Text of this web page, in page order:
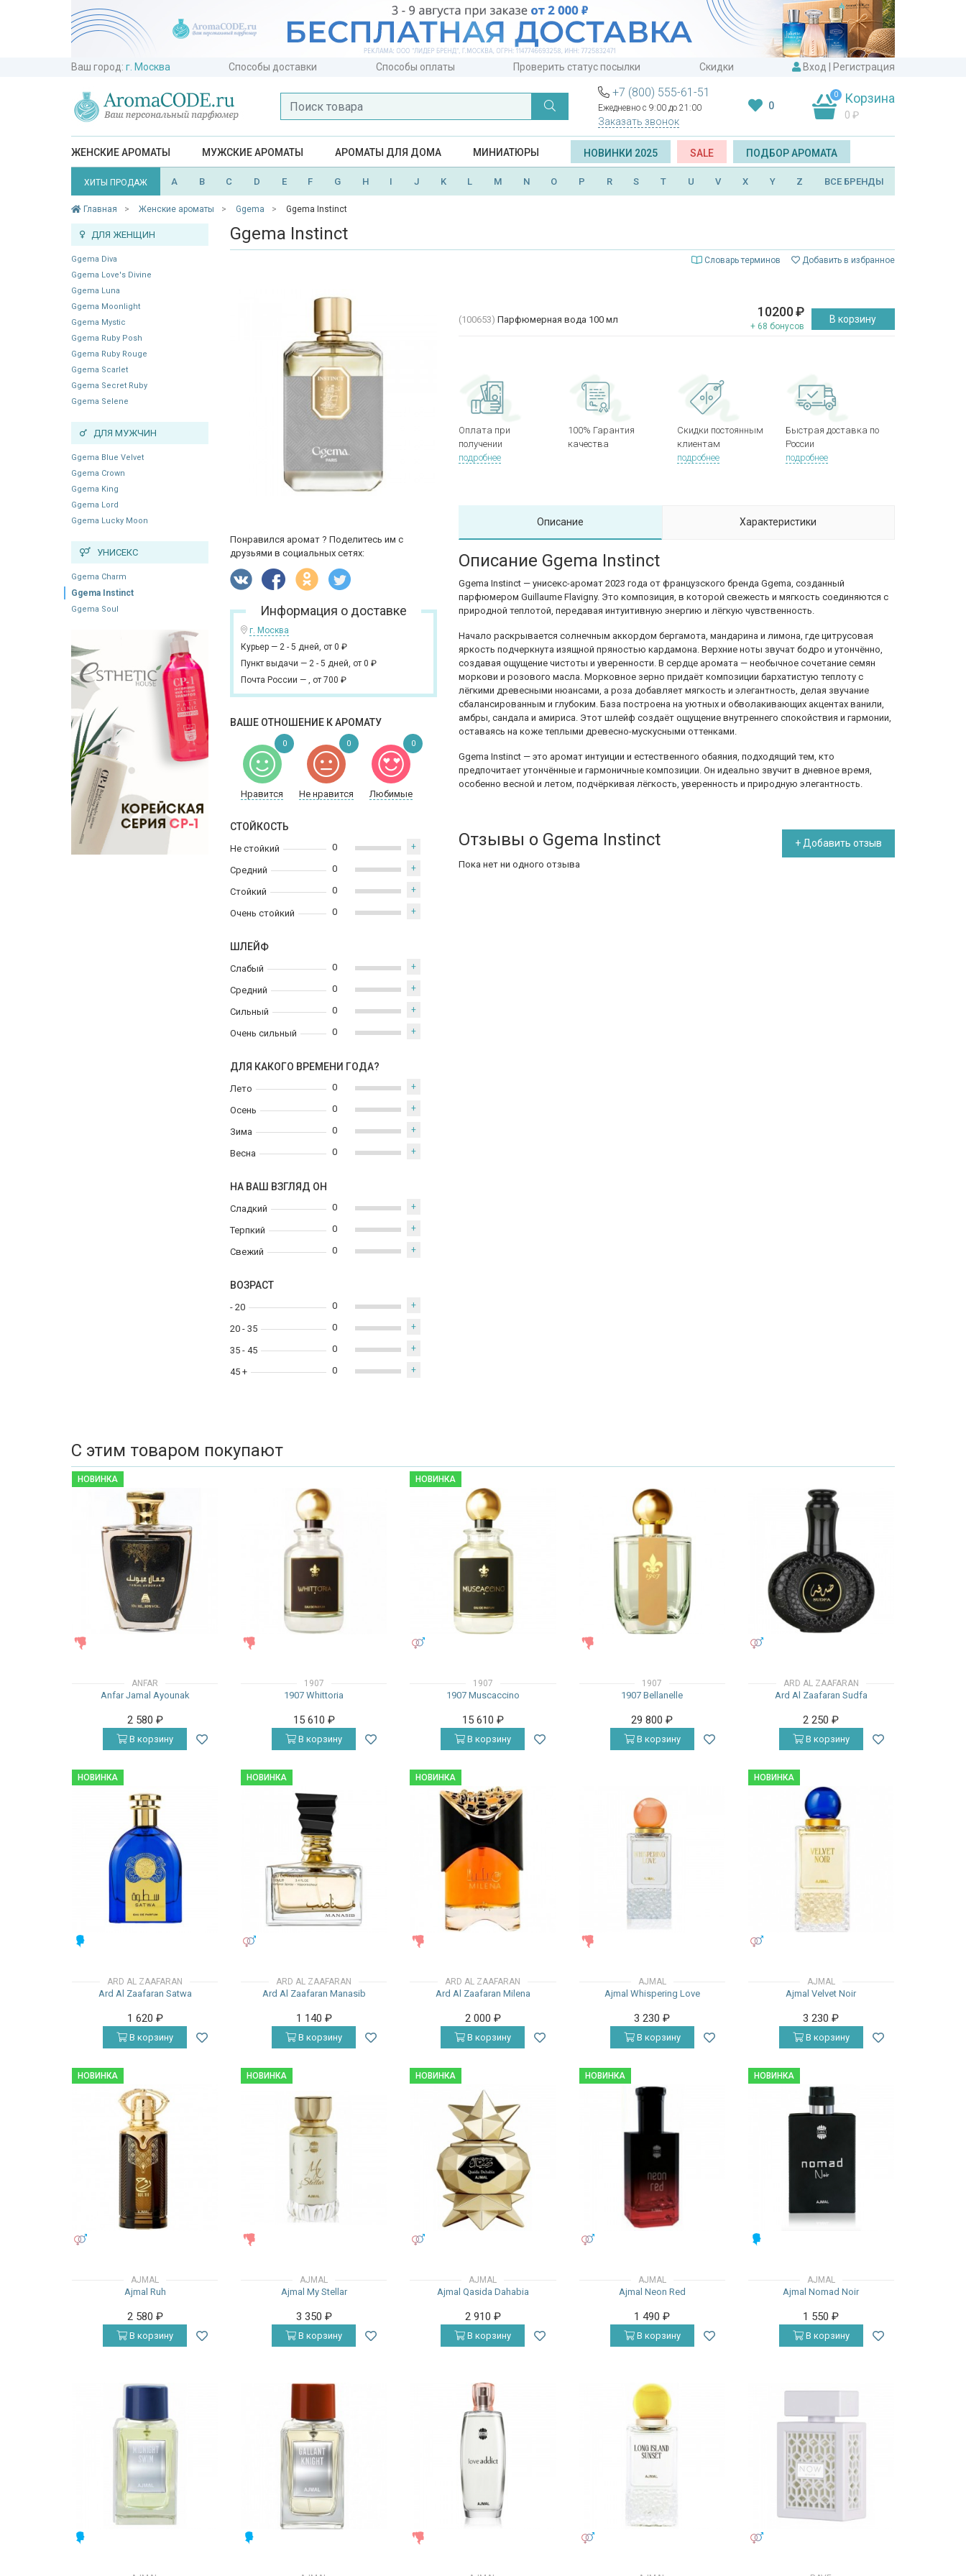
Ваш город: г. Москва Способы доставки Способы оплаты Проверить статус посылки Скидки Вход Регистрация
+7 (800) 555-61-51
Ежедневно с 9:00 до 21:00
Заказать звонок
0
0 Корзина
0 ₽
ЖЕНСКИЕ АРОМАТЫ МУЖСКИЕ АРОМАТЫ АРОМАТЫ ДЛЯ ДОМА МИНИАТЮРЫ НОВИНКИ 2025 SALE ПОДБОР АРОМАТА
ХИТЫ ПРОДАЖ A B C D E F G H I J K L M N O P R S T U V X Y Z ВСЕ БРЕНДЫ
Главная Женские ароматы Ggema Ggema Instinct
ДЛЯ ЖЕНЩИН
Ggema Diva
Ggema Love's Divine
Ggema Luna
Ggema Moonlight
Ggema Mystic
Ggema Ruby Posh
Ggema Ruby Rouge
Ggema Scarlet
Ggema Secret Ruby
Ggema Selene
ДЛЯ МУЖЧИН
Ggema Blue Velvet
Ggema Crown
Ggema King
Ggema Lord
Ggema Lucky Moon
УНИСЕКС
Ggema Charm
Ggema Instinct
Ggema Soul
Ggema Instinct
Словарь терминов Добавить в избранное
Понравился аромат ? Поделитесь им с
друзьями в социальных сетях:
Информация о доставке
г. Москва
Курьер — 2 - 5 дней, от 0 ₽
Пункт выдачи — 2 - 5 дней, от 0 ₽
Почта России — , от 700 ₽
ВАШЕ ОТНОШЕНИЕ К АРОМАТУ
Нравится Не нравится Любимые
0 0 0
СТОЙКОСТЬ
Не стойкий
Средний
Стойкий
Очень стойкий
0 +
0 +
0 +
0 +
ШЛЕЙФ
Слабый
Средний
Сильный
Очень сильный
0 +
0 +
0 +
0 +
ДЛЯ КАКОГО ВРЕМЕНИ ГОДА?
Лето
Осень
Зима
Весна
0 +
0 +
0 +
0 +
НА ВАШ ВЗГЛЯД ОН
Сладкий
Терпкий
Свежий
0 +
0 +
0 +
ВОЗРАСТ
- 20
20 - 35
35 - 45
45 +
0 +
0 +
0 +
0 +
(100653) Парфюмерная вода 100 мл 10200₽
+ 68 бонусов
В корзину
Оплата при
получении
подробнее
100% Гарантия
качества
Скидки постоянным
клиентам
подробнее
Быстрая доставка по
России
подробнее
Описание Характеристики
Описание Ggema Instinct
Ggema Instinct — унисекс-аромат 2023 года от французского бренда Ggema, созданный
парфюмером Guillaume Flavigny. Это композиция, в которой свежесть и мягкость соединяются с
природной теплотой, передавая интуитивную энергию и лёгкую чувственность.
Начало раскрывается солнечным аккордом бергамота, мандарина и лимона, где цитрусовая
яркость подчеркнута изящной пряностью кардамона. Верхние ноты звучат бодро и утончённо,
создавая ощущение чистоты и уверенности. В сердце аромата — необычное сочетание семян
моркови и розового масла. Морковное зерно придаёт композиции бархатистую теплоту с
лёгкими древесными нюансами, а роза добавляет мягкость и элегантность, делая звучание
сбалансированным и глубоким. База построена на уютных и обволакивающих акцентах ванили,
амбры, сандала и амириса. Этот шлейф создаёт ощущение внутреннего спокойствия и гармонии,
оставаясь на коже теплыми древесно-мускусными оттенками.
Ggema Instinct — это аромат интуиции и естественного обаяния, подходящий тем, кто
предпочитает утончённые и гармоничные композиции. Он идеально звучит в дневное время,
особенно весной и летом, подчёркивая лёгкость, уверенность и природную элегантность.
Отзывы о Ggema Instinct + Добавить отзыв
Пока нет ни одного отзыва
С этим товаром покупают
НОВИНКА
ANFAR
Anfar Jamal Ayounak
2 580 ₽
В корзину
1907
1907 Whittoria
15 610 ₽
В корзину
НОВИНКА
1907
1907 Muscaccino
15 610 ₽
В корзину
1907
1907 Bellanelle
29 800₽
В корзину
ARD AL ZAAFARAN
Ard Al Zaafaran Sudfa
2 250₽
В корзину
НОВИНКА
ARD AL ZAAFARAN
Ard Al Zaafaran Satwa
1 620 ₽
В корзину
НОВИНКА
ARD AL ZAAFARAN
Ard Al Zaafaran Manasib
1 140 ₽
В корзину
НОВИНКА
ARD AL ZAAFARAN
Ard Al Zaafaran Milena
2 000 ₽
В корзину
AJMAL
Ajmal Whispering Love
3 230₽
В корзину
НОВИНКА
AJMAL
Ajmal Velvet Noir
3 230₽
В корзину
НОВИНКА
AJMAL
Ajmal Ruh
2 580 ₽
В корзину
НОВИНКА
AJMAL
Ajmal My Stellar
3 350 ₽
В корзину
НОВИНКА
AJMAL
Ajmal Qasida Dahabia
2 910 ₽
В корзину
НОВИНКА
AJMAL
Ajmal Neon Red
1 490₽
В корзину
НОВИНКА
AJMAL
Ajmal Nomad Noir
1 550₽
В корзину